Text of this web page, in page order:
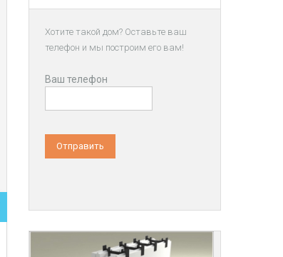
Хотите такой дом? Оставьте ваш
телефон и мы построим его вам!
Ваш телефон